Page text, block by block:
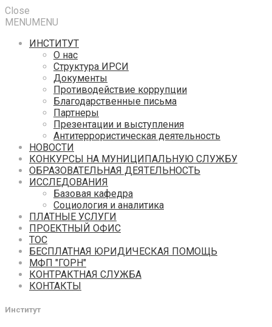
Close
MENUMENU
ИНСТИТУТ
О нас
Структура ИРСИ
Документы
Противодействие коррупции
Благодарственные письма
Партнеры
Презентации и выступления
Антитеррористическая деятельность
НОВОСТИ
КОНКУРСЫ НА МУНИЦИПАЛЬНУЮ СЛУЖБУ
ОБРАЗОВАТЕЛЬНАЯ ДЕЯТЕЛЬНОСТЬ
ИССЛЕДОВАНИЯ
Базовая кафедра
Социология и аналитика
ПЛАТНЫЕ УСЛУГИ
ПРОЕКТНЫЙ ОФИС
ТОС
БЕСПЛАТНАЯ ЮРИДИЧЕСКАЯ ПОМОЩЬ
МФП "ГОРН"
КОНТРАКТНАЯ СЛУЖБА
КОНТАКТЫ
Институт